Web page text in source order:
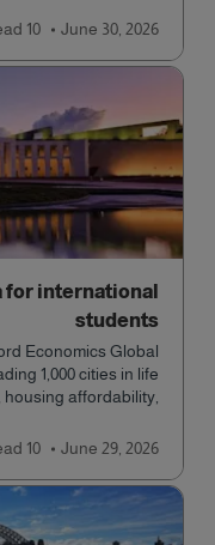
June 30, 2026
10 min
for international
students
Economics Global
1,000 cities in life
affordability,
June 29, 2026
10 min